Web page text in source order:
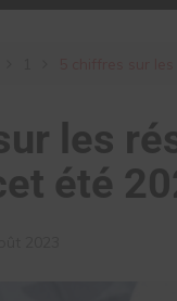
les
été